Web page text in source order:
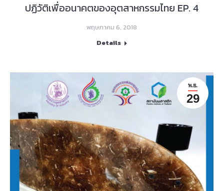
ปฏิวัติเพื่ออนาคตของอุตสาหกรรมไทย EP. 4
พฤษภาคม 6, 2018
Details
พ.ย.
29